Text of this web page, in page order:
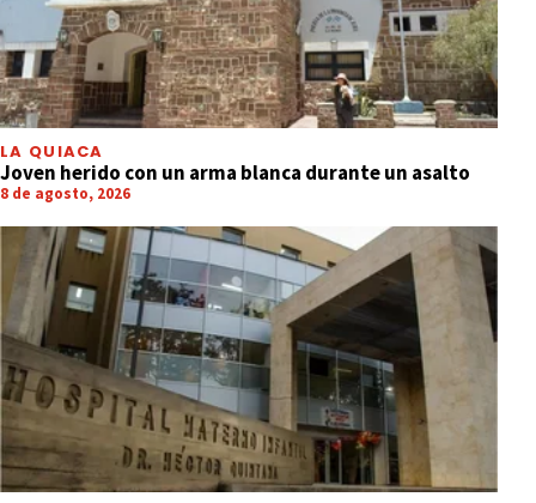
LA QUIACA
Joven herido con un arma blanca durante un asalto
8 de agosto, 2026